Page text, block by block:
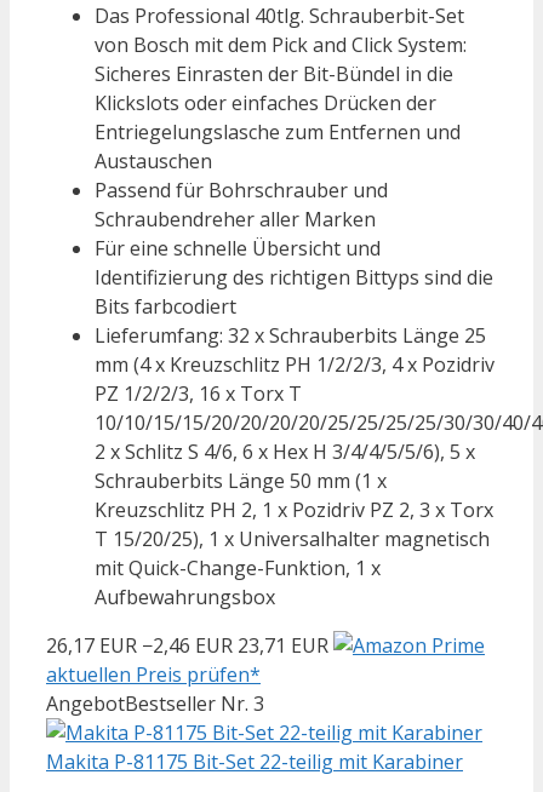
Das Professional 40tlg. Schrauberbit-Set
von Bosch mit dem Pick and Click System:
Sicheres Einrasten der Bit-Bündel in die
Klickslots oder einfaches Drücken der
Entriegelungslasche zum Entfernen und
Austauschen
Passend für Bohrschrauber und
Schraubendreher aller Marken
Für eine schnelle Übersicht und
Identifizierung des richtigen Bittyps sind die
Bits farbcodiert
Lieferumfang: 32 x Schrauberbits Länge 25
mm (4 x Kreuzschlitz PH 1/2/2/3, 4 x Pozidriv
PZ 1/2/2/3, 16 x Torx T
10/10/15/15/20/20/20/20/25/25/25/25/30/30/40/
2 x Schlitz S 4/6, 6 x Hex H 3/4/4/5/5/6), 5 x
Schrauberbits Länge 50 mm (1 x
Kreuzschlitz PH 2, 1 x Pozidriv PZ 2, 3 x Torx
T 15/20/25), 1 x Universalhalter magnetisch
mit Quick-Change-Funktion, 1 x
Aufbewahrungsbox
26,17 EUR −2,46 EUR 23,71 EUR
aktuellen Preis prüfen*
AngebotBestseller Nr. 3
Makita P-81175 Bit-Set 22-teilig mit Karabiner